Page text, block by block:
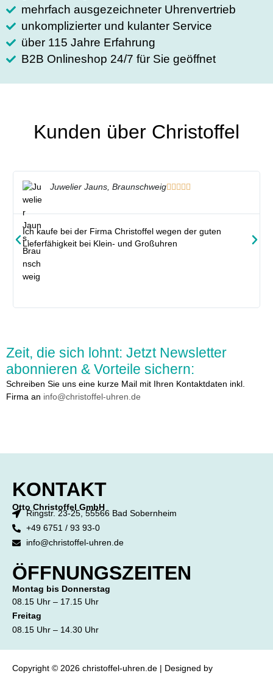
mehrfach ausgezeichneter Uhrenvertrieb
unkomplizierter und kulanter Service
über 115 Jahre Erfahrung
B2B Onlineshop 24/7 für Sie geöffnet
Kunden über Christoffel
Juwelier Jauns, Braunschweig    
Ich kaufe bei der Firma Christoffel wegen der guten
Lieferfähigkeit bei Klein- und Großuhren
Zeit, die sich lohnt: Jetzt Newsletter
abonnieren & Vorteile sichern:
Schreiben Sie uns eine kurze Mail mit Ihren Kontaktdaten inkl.
Firma an info@christoffel-uhren.de
KONTAKT
Otto Christoffel GmbH
Ringstr. 23-25, 55566 Bad Sobernheim
+49 6751 / 93 93-0
info@christoffel-uhren.de
ÖFFNUNGSZEITEN
Montag bis Donnerstag
08.15 Uhr – 17.15 Uhr
Freitag
08.15 Uhr – 14.30 Uhr
Copyright © 2026 christoffel-uhren.de | Designed by